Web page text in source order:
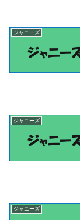
ジャニーズ
ジャニーズ
ジャニーズ